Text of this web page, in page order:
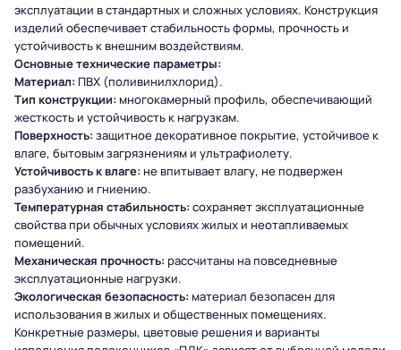
эксплуатации в стандартных и сложных условиях. Конструкция
изделий обеспечивает стабильность формы, прочность и
устойчивость к внешним воздействиям.
Основные технические параметры:
Материал: ПВХ (поливинилхлорид).
Тип конструкции: многокамерный профиль, обеспечивающий
жесткость и устойчивость к нагрузкам.
Поверхность: защитное декоративное покрытие, устойчивое к
влаге, бытовым загрязнениям и ультрафиолету.
Устойчивость к влаге: не впитывает влагу, не подвержен
разбуханию и гниению.
Температурная стабильность: сохраняет эксплуатационные
свойства при обычных условиях жилых и неотапливаемых
помещений.
Механическая прочность: рассчитаны на повседневные
эксплуатационные нагрузки.
Экологическая безопасность: материал безопасен для
использования в жилых и общественных помещениях.
Конкретные размеры, цветовые решения и варианты